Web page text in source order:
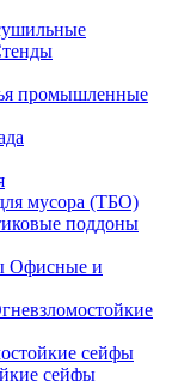
промышленные
мусора (ТБО)
поддоны
Офисные и
сейфы
сейфы